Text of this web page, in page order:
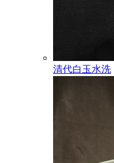
清代白玉水洗